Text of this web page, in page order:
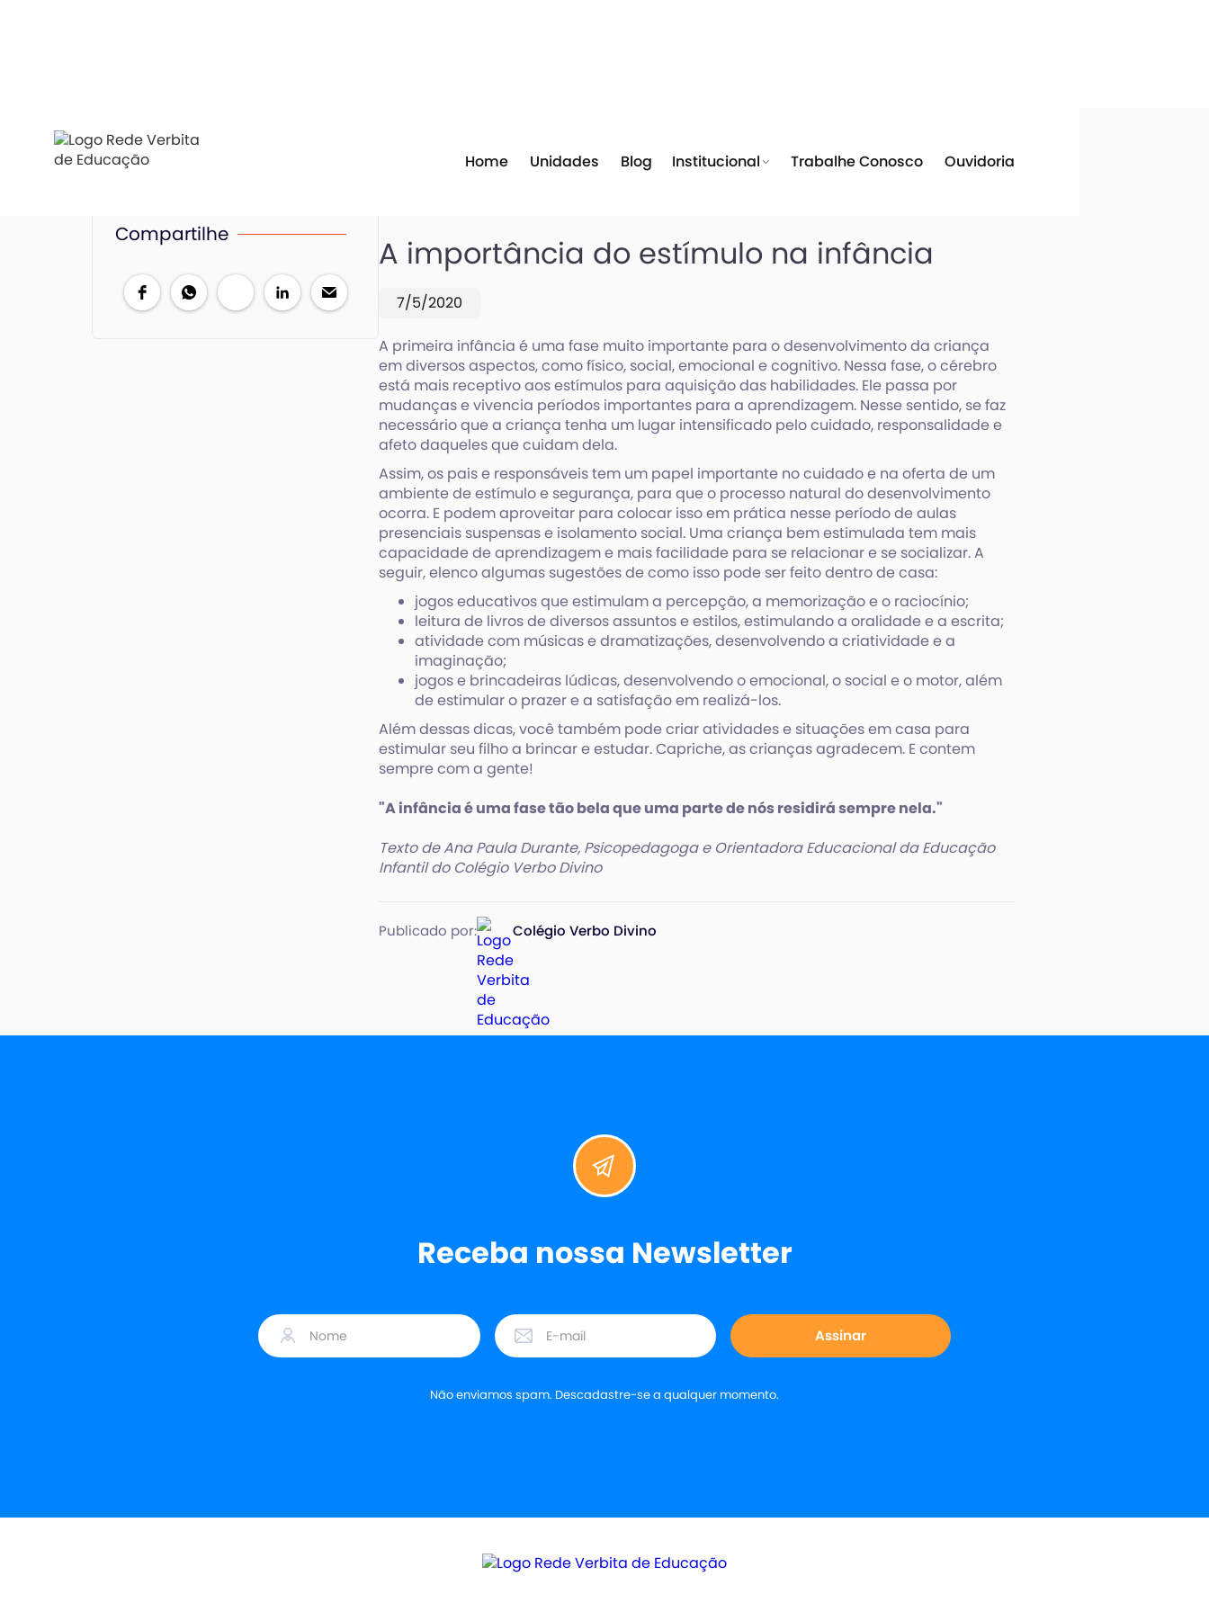
Home Unidades Blog Institucional Trabalhe Conosco Ouvidoria
Compartilhe A importância do estímulo na infância
7/5/2020
A primeira infância é uma fase muito importante para o desenvolvimento da criança
em diversos aspectos, como físico, social, emocional e cognitivo. Nessa fase, o cérebro
está mais receptivo aos estímulos para aquisição das habilidades. Ele passa por
mudanças e vivencia períodos importantes para a aprendizagem. Nesse sentido, se faz
necessário que a criança tenha um lugar intensificado pelo cuidado, responsalidade e
afeto daqueles que cuidam dela.
Assim, os pais e responsáveis tem um papel importante no cuidado e na oferta de um
ambiente de estímulo e segurança, para que o processo natural do desenvolvimento
ocorra. E podem aproveitar para colocar isso em prática nesse período de aulas
presenciais suspensas e isolamento social. Uma criança bem estimulada tem mais
capacidade de aprendizagem e mais facilidade para se relacionar e se socializar. A
seguir, elenco algumas sugestões de como isso pode ser feito dentro de casa:
jogos educativos que estimulam a percepção, a memorização e o raciocínio;
leitura de livros de diversos assuntos e estilos, estimulando a oralidade e a escrita;
atividade com músicas e dramatizações, desenvolvendo a criatividade e a
imaginação;
jogos e brincadeiras lúdicas, desenvolvendo o emocional, o social e o motor, além
de estimular o prazer e a satisfação em realizá-los.
Além dessas dicas, você também pode criar atividades e situações em casa para
estimular seu filho a brincar e estudar. Capriche, as crianças agradecem. E contem
sempre com a gente!
"A infância é uma fase tão bela que uma parte de nós residirá sempre nela."
Texto de Ana Paula Durante, Psicopedagoga e Orientadora Educacional da Educação
Infantil do Colégio Verbo Divino
Publicado por: Colégio Verbo Divino
Receba nossa Newsletter
Não enviamos spam. Descadastre-se a qualquer momento.